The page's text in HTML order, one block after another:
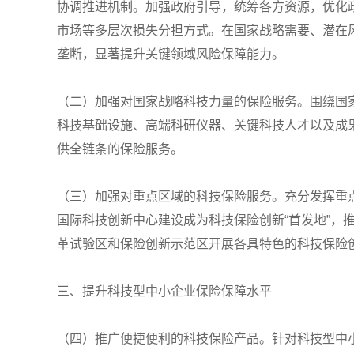
协调推进机制。加强政府引导，统筹各方资源，优
市场等多层次损失分担方式。在国家战略需要、潜
垄断，显著提升关键领域风险保障能力。
（二）加强对国家战略科技力量的保险服务。围绕
科技基础设施、高端科研仪器、关键科技人才以及
供全链条的保险服务。
（三）加强对重点区域的科技保险服务。充分发挥
国际科技创新中心建设成为科技保险创新“首发地”
革试验区和保险创新示范区开展各具特色的科技保险
三、提升科技型中小企业保险保障水平
（四）推广便捷便利的科技保险产品。针对科技型